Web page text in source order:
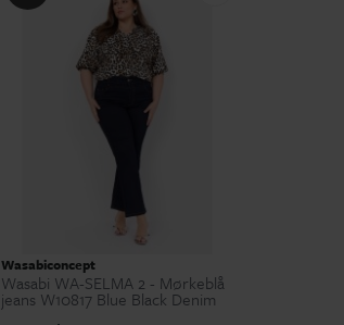
Wasabiconcept
Wasabi WA-SELMA 2 - Mørkeblå
jeans W10817 Blue Black Denim